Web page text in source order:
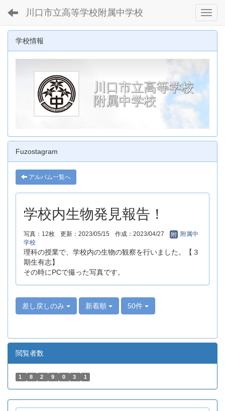
川口市立高等学校附属中学校
学校情報
川口市立高等学校
附属中学校
Fuzostagram
アルバム一覧へ
学校内生物発見報告！
写真：12枚 更新：2023/05/15 作成：2023/04/27
附属中
学校
理科の授業で、学校内の生物の観察を行いました。【３
期生有志】
その時にPCで撮った写真です。
差し戻しのみ 新着順 50件
閲覧者数
1 8 2 9 0 3 1